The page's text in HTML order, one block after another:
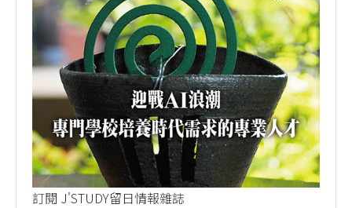
訂閱 J'STUDY留日情報雜誌